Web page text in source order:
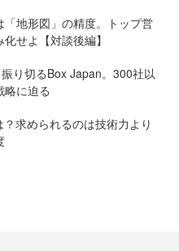
地形図」の精度。トップ営
せよ【対談後編】
り切るBox Japan。300社以
略に迫る
求められるのは技術力より